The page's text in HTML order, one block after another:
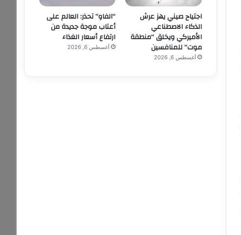
اجتياح صيني يهز عرش
الذكاء الاصطناعي
الأميركي ويخلق “منطقة
موت” للمنافسين
أغسطس 6, 2026
“الفاو” تحذر: العالم على
أعتاب موجة جديدة من
ارتفاع أسعار الغذاء
أغسطس 6, 2026